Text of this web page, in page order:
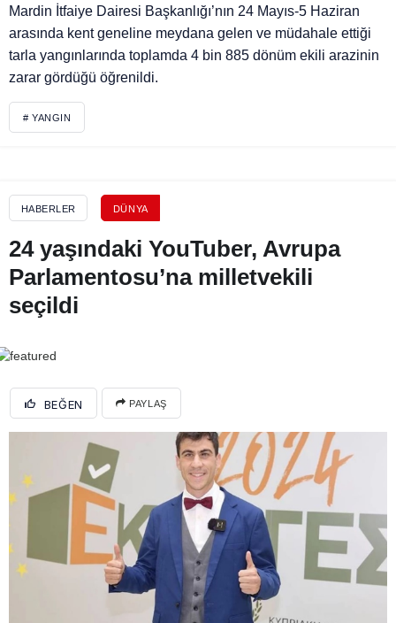
Mardin İtfaiye Dairesi Başkanlığı’nın 24 Mayıs-5 Haziran
arasında kent geneline meydana gelen ve müdahale ettiği
tarla yangınlarında toplamda 4 bin 885 dönüm ekili arazinin
zarar gördüğü öğrenildi.
# YANGIN
HABERLER DÜNYA
24 yaşındaki YouTuber, Avrupa
Parlamentosu’na milletvekili
seçildi
BEĞEN PAYLAŞ